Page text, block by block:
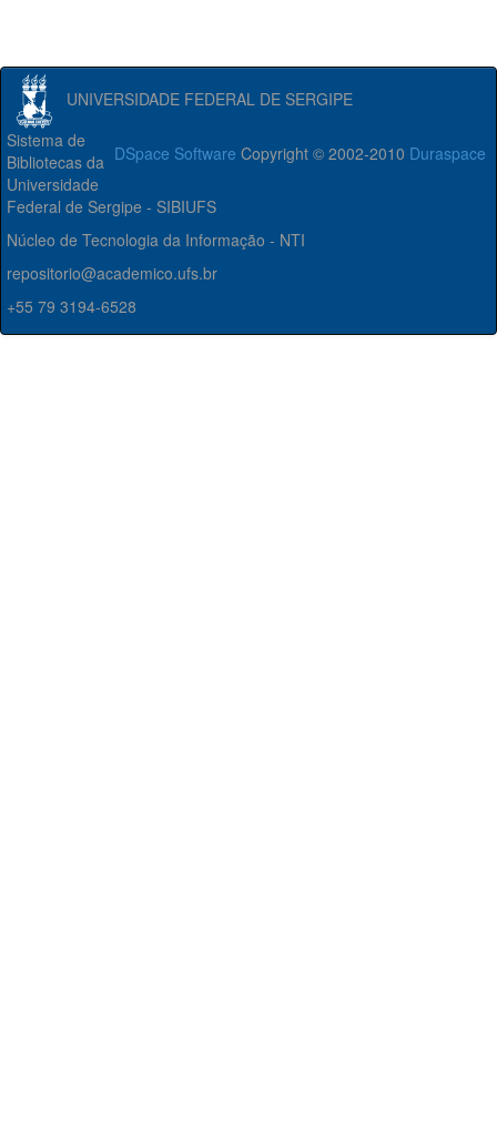
UNIVERSIDADE FEDERAL DE SERGIPE
DSpace Software Copyright © 2002-2010 Duraspace
Sistema de
Bibliotecas da
Universidade
Federal de Sergipe - SIBIUFS
Núcleo de Tecnologia da Informação - NTI
repositorio@academico.ufs.br
+55 79 3194-6528